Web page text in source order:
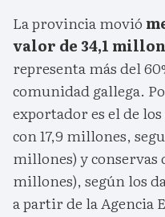
La provincia movió
valor de 34,1
representa más del
comunidad gallega.
exportador es el de
con 17,9 millones,
millones) y conservas
millones), según los
a partir de la Agencia